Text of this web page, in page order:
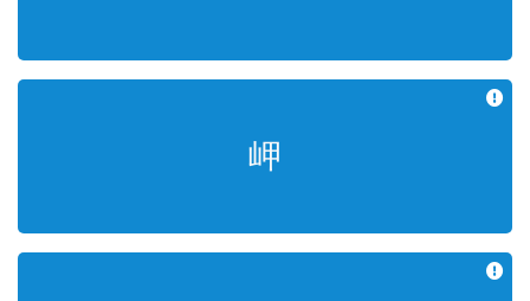
岬
곶(串) 갑